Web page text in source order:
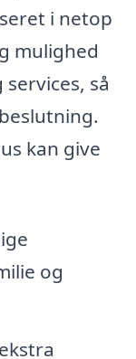
i netop
mulighed
så
kan give
og